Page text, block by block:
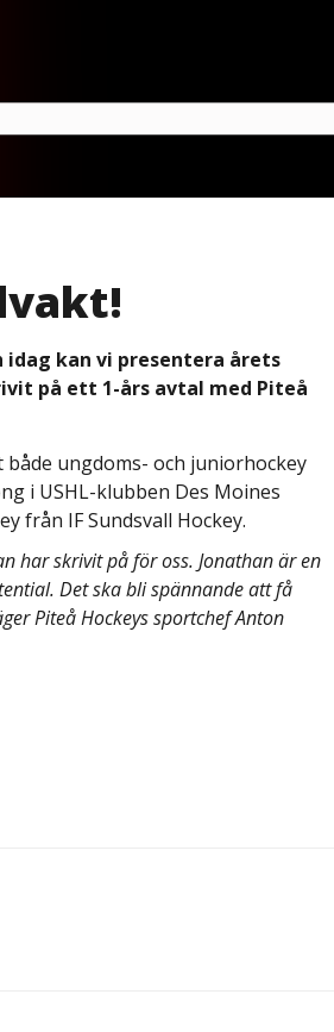
kan vi presentera årets
på ett 1-års avtal med Piteå
ungdoms- och juniorhockey
i USHL-klubben Des Moines
från IF Sundsvall Hockey.
har skrivit på för oss. Jonathan är en
Det ska bli spännande att få
Piteå Hockeys sportchef Anton